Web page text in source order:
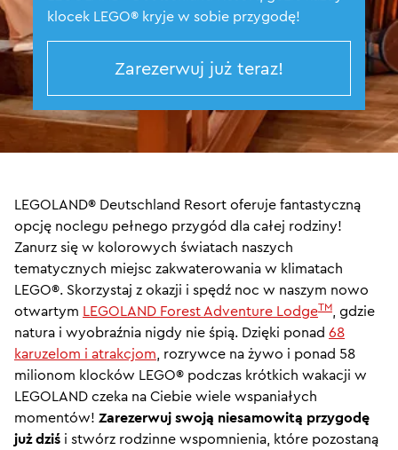
klocek LEGO® kryje w sobie przygodę!
Zarezerwuj już teraz!
LEGOLAND® Deutschland Resort oferuje fantastyczną
opcję noclegu pełnego przygód dla całej rodziny!
Zanurz się w kolorowych światach naszych
tematycznych miejsc zakwaterowania w klimatach
LEGO®. Skorzystaj z okazji i spędź noc w naszym nowo
otwartym LEGOLAND Forest Adventure LodgeTM, gdzie
natura i wyobraźnia nigdy nie śpią. Dzięki ponad 68
karuzelom i atrakcjom, rozrywce na żywo i ponad 58
milionom klocków LEGO® podczas krótkich wakacji w
LEGOLAND czeka na Ciebie wiele wspaniałych
momentów! Zarezerwuj swoją niesamowitą przygodę
już dziś i stwórz rodzinne wspomnienia, które pozostaną